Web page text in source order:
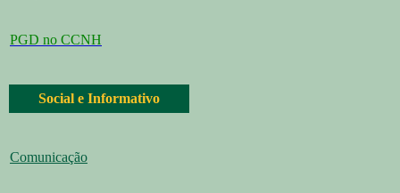
PGD no CCNH
Social e Informativo
Comunicação